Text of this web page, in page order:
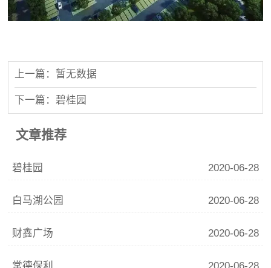
上一篇：暂无数据
下一篇：碧桂园
文章推荐
碧桂园 2020-06-28
白马湖公园 2020-06-28
财鑫广场 2020-06-28